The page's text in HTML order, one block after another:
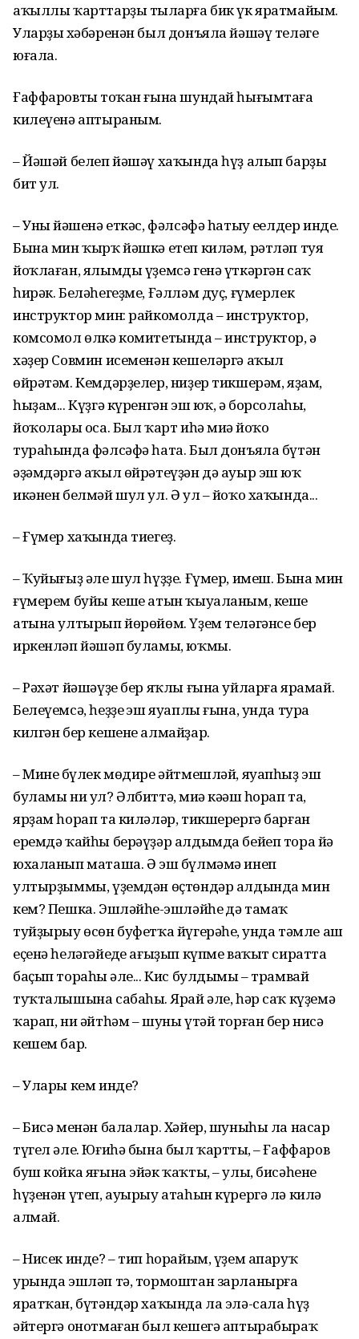
аҡыллы ҡарттарҙы тыңларға бик үк яратмайым.
Уларҙың хәбәренән был донъяла йәшәү теләге
юғала.
Ғаффаровтың тоҡан ғына шундай һығымтаға
килеүенә аптыраным.
– Йәшәй белеп йәшәү хаҡында һүҙ алып барҙы
бит ул.
– Уның йәшенә еткәс, фәлсәфә һатыу еңелдер инде.
Бына мин ҡырҡ йәшкә етеп киләм, рәтләп туя
йоҡлаған, ялымды үҙемсә генә үткәргән саҡ
һирәк. Беләһегеҙме, Ғәлләм дуҫ, ғүмерлек
инструктор мин: райкомолда – инструктор,
комсомол өлкә комитетында – инструктор, ә
хәҙер Совмин исеменән кешеләргә аҡыл
өйрәтәм. Кемдәрҙелер, ниҙер тикшерәм, яҙам,
һыҙам... Күҙгә күренгән эш юҡ, ә борсолаһың,
йоҡоларың оса. Был ҡарт иһә миңә йоҡо
тураһында фәлсәфә һата. Был донъяла бүтән
әҙәмдәргә аҡыл өйрәтеүҙән дә ауыр эш юҡ
икәнен белмәй шул ул. Ә ул – йоҡо хаҡында...
– Ғүмер хаҡында тиегеҙ.
– Ҡуйығыҙ әле шул һүҙҙе. Ғүмер, имеш. Бына мин
ғүмерем буйы кеше атын ҡыуаланым, кеше
атына ултырып йөрөйөм. Үҙем теләгәнсе бер
иркенләп йәшәп буламы, юҡмы.
– Рәхәт йәшәүҙе бер яҡлы ғына уйларға ярамай.
Белеүемсә, һеҙҙең эш яуаплы ғына, унда тура
килгән бер кешене алмайҙар.
– Минең бүлек мөдире әйтмешләй, яуапһыҙ эш
буламы ни ул? Әлбиттә, миңә кәңәш һорап та,
ярҙам һорап та киләләр, тикшерергә барған
еремдә ҡайһы берәүҙәр алдымда бейеп тора йә
юхаланып маташа. Ә эш бүлмәмә инеп
ултырҙыммы, үҙемдән өҫтөндәр алдында мин
кем? Пешка. Эшләйһең-эшләйһең дә тамаҡ
туйҙырыу өсөн буфетҡа йүгерәһең, унда тәмле аш
еҫенә һеләгәйеңде ағыҙып күпме ваҡыт сиратта
баҫып тораһың әле... Кис булдымы – трамвай
туҡталышына сабаһың. Ярай әле, һәр саҡ күҙемә
ҡарап, ни әйтһәм – шуны үтәй торған бер нисә
кешем бар.
– Улары кем инде?
– Бисә менән балалар. Хәйер, шуны­һы ла насар
түгел әле. Юғиһә бына был ҡарттың, – Ғаффаров
буш койка яғына эйәк ҡаҡты, – улы, бисәһенең
һүҙенән үтеп, ауырыу атаһын күрергә лә килә
алмай.
– Нисек инде? – тип һорайым, үҙем апаруҡ
урында эшләп тә, тормоштан зарланырға
яратҡан, бүтәндәр хаҡында ла элә-сала һүҙ
әйтергә онотмаған был кешегә аптырабыраҡ